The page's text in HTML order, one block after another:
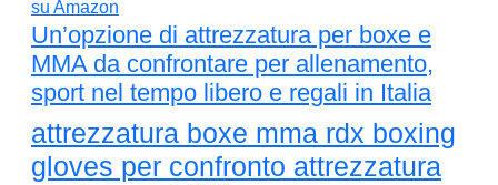
Un’opzione di attrezzatura per boxe e
MMA da confrontare per allenamento,
sport nel tempo libero e regali in Italia
attrezzatura boxe mma rdx boxing
gloves per confronto attrezzatura